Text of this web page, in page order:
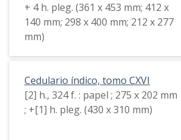
+ 4 h. pleg. (361 x 453 mm; 412 x
140 mm; 298 x 400 mm; 212 x 277
mm)
Cedulario índico, tomo CXVI
[2] h., 324 f. : papel ; 275 x 202 mm
; +[1] h. pleg. (430 x 310 mm)